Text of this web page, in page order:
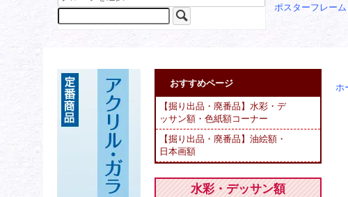
ポスターフレーム
ホ
おすすめページ
【掘り出品・廃番品】水彩・デ
ッサン額・色紙額コーナー
【掘り出品・廃番品】油絵額・
日本画額
水彩・デッサン額